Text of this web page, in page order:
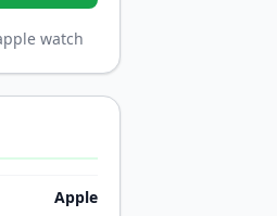
watch
Apple